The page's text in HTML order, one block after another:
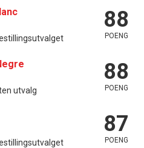
88
POENG
utvalg
88
POENG
87
POENG